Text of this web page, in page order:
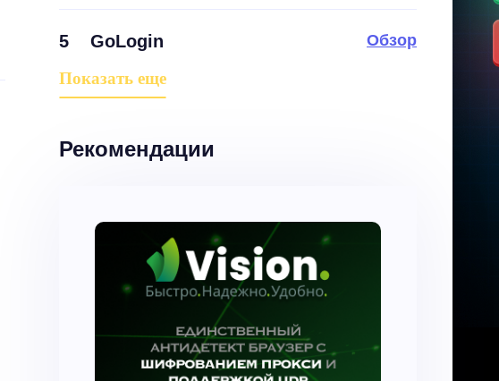
5 GoLogin Обзор
Показать еще
Рекомендации